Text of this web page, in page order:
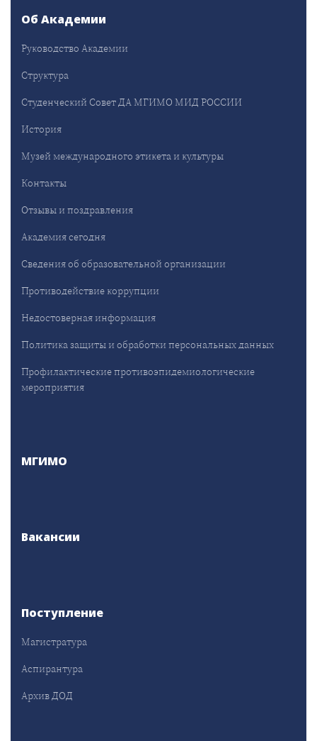
Об Академии
Руководство Академии
Структура
Студенческий Совет ДА МГИМО МИД РОССИИ
История
Музей международного этикета и культуры
Контакты
Отзывы и поздравления
Академия сегодня
Сведения об образовательной организации
Противодействие коррупции
Недостоверная информация
Политика защиты и обработки персональных данных
Профилактические противоэпидемиологические
мероприятия
МГИМО
Вакансии
Поступление
Магистратура
Аспирантура
Архив ДОД